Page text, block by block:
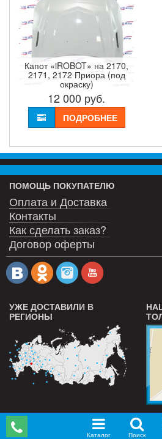
Капот «iROBOT» на 2170,
2171, 2172 Приора (под
окраску)
12 000 руб.
ПОДРОБНЕЕ
ПОМОЩЬ ПОКУПАТЕЛЮ
Оплата и Доставка
Контакты
Как сделать заказ?
Договор оферты
УЖЕ ДОСТАВИЛИ В
РЕГИОНЫ
Каталог Поиск